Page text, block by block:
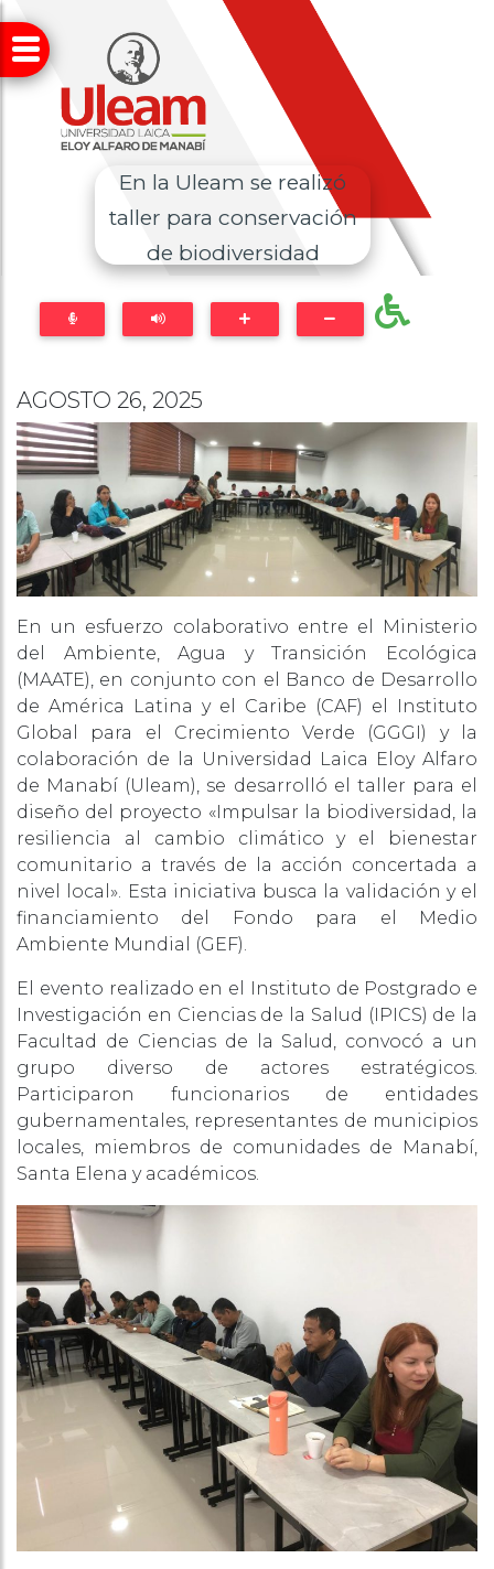
En la Uleam se realizó
taller para conservación
de biodiversidad
AGOSTO 26, 2025
En un esfuerzo colaborativo entre el Ministerio
del Ambiente, Agua y Transición Ecológica
(MAATE), en conjunto con el Banco de Desarrollo
de América Latina y el Caribe (CAF) el Instituto
Global para el Crecimiento Verde (GGGI) y la
colaboración de la Universidad Laica Eloy Alfaro
de Manabí (Uleam), se desarrolló el taller para el
diseño del proyecto «Impulsar la biodiversidad, la
resiliencia al cambio climático y el bienestar
comunitario a través de la acción concertada a
nivel local». Esta iniciativa busca la validación y el
financiamiento del Fondo para el Medio
Ambiente Mundial (GEF).
El evento realizado en el Instituto de Postgrado e
Investigación en Ciencias de la Salud (IPICS) de la
Facultad de Ciencias de la Salud, convocó a un
grupo diverso de actores estratégicos.
Participaron funcionarios de entidades
gubernamentales, representantes de municipios
locales, miembros de comunidades de Manabí,
Santa Elena y académicos.